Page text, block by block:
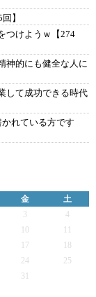
】
つけようｗ【274
神的にも健全な人に
して成功できる時代
れている方です
金
土
3
4
17
24
25
31